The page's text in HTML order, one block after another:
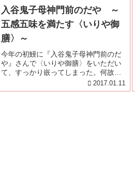
入谷鬼子母神門前のだや ～
五感五味を満たす〈いりや御
膳〉～
今年の初鰻に『入谷鬼子母神門前のだ
や』さんで〈いりや御膳〉をいただい
て、すっかり嵌ってしまった。何故、
嵌ってしまったのかを自分なりに調べ
て、考えてみる。私たちは、好きなも
2017.01.11